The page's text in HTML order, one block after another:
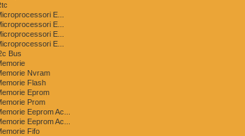
E...
E...
E...
E...
Bus
Nvram
Flash
Eprom
Prom
Eeprom Ac...
Eeprom Ac...
Fifo